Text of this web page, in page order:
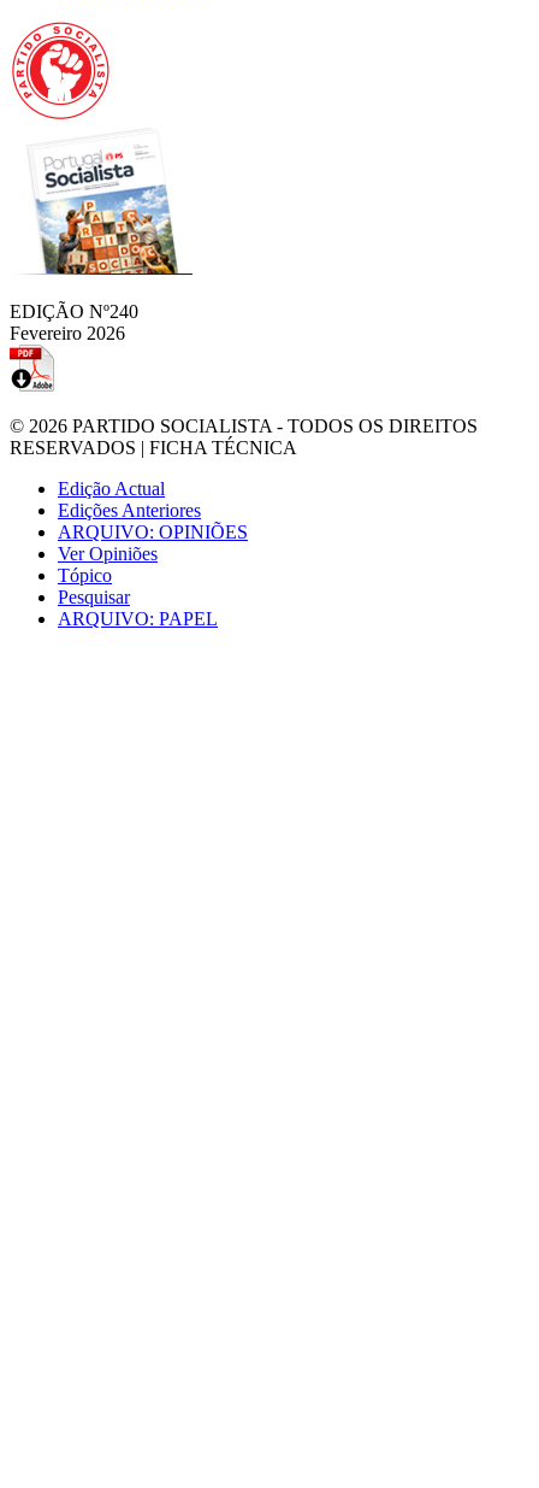
EDIÇÃO Nº240
Fevereiro 2026
© 2026 PARTIDO SOCIALISTA - TODOS OS DIREITOS
RESERVADOS | FICHA TÉCNICA
Edição Actual
Edições Anteriores
ARQUIVO: OPINIÕES
Ver Opiniões
Tópico
Pesquisar
ARQUIVO: PAPEL